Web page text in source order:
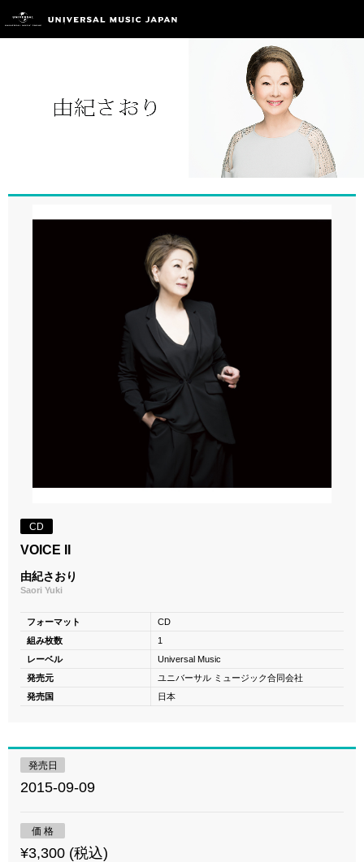
CD
VOICE II
由紀さおり
Saori Yuki
フォーマット
CD
組み枚数
1
レーベル
Universal Music
発売元
ユニバーサル ミュージック合同会社
発売国
日本
発売日
2015-09-09
価 格
¥3,300 (税込)